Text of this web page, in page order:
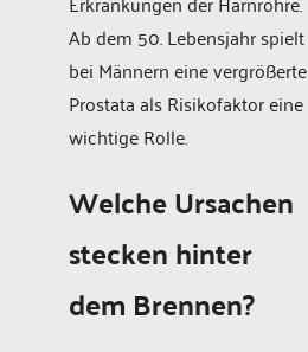
Ab dem 50. Lebensjahr spielt
bei Männern eine vergrößerte
Prostata als Risikofaktor eine
wichtige Rolle.
Welche Ursachen
stecken hinter
dem Brennen?